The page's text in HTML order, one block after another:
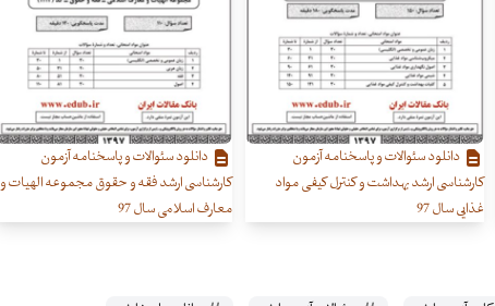
دانلود سئوالات و پاسخنامه آزمون
کارشناسی ارشد بهداشت و کنترل کیفی مواد
غذایی سال 97
دانلود سئوالات و پاسخنامه آزمون
کارشناسی ارشد فقه و حقوق مجموعه الهیات و
معارف اسلامی سال 97